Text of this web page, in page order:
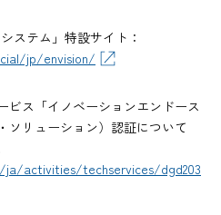
ステム」特設サイト：
jp/envision/
ビス「イノベーションエンドース
ソリューション）認証について
activities/techservices/dgd203